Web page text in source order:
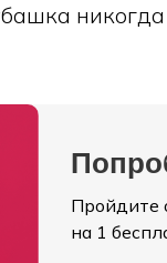
Пройдите
на 1